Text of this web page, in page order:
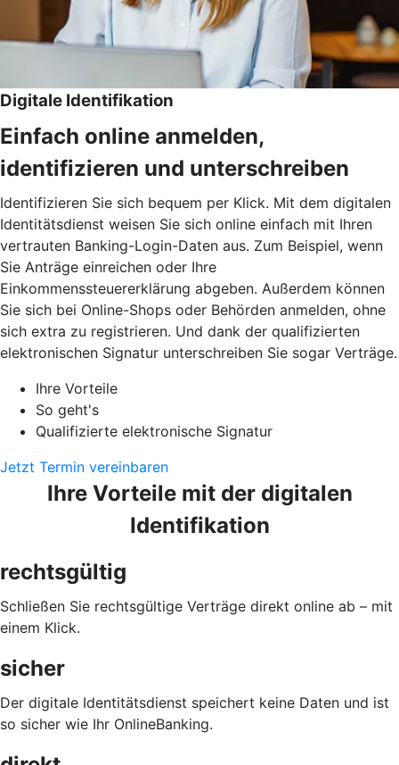
Digitale Identifikation
Einfach online anmelden,
identifizieren und unterschreiben
Identifizieren Sie sich bequem per Klick. Mit dem digitalen
Identitätsdienst weisen Sie sich online einfach mit Ihren
vertrauten Banking-Login-Daten aus. Zum Beispiel, wenn
Sie Anträge einreichen oder Ihre
Einkommenssteuererklärung abgeben. Außerdem können
Sie sich bei Online-Shops oder Behörden anmelden, ohne
sich extra zu registrieren. Und dank der qualifizierten
elektronischen Signatur unterschreiben Sie sogar Verträge.
Ihre Vorteile
So geht's
Qualifizierte elektronische Signatur
Jetzt Termin vereinbaren
Ihre Vorteile mit der digitalen
Identifikation
rechtsgültig
Schließen Sie rechtsgültige Verträge direkt online ab – mit
einem Klick.
sicher
Der digitale Identitätsdienst speichert keine Daten und ist
so sicher wie Ihr OnlineBanking.